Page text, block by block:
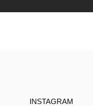
INSTAGRAM